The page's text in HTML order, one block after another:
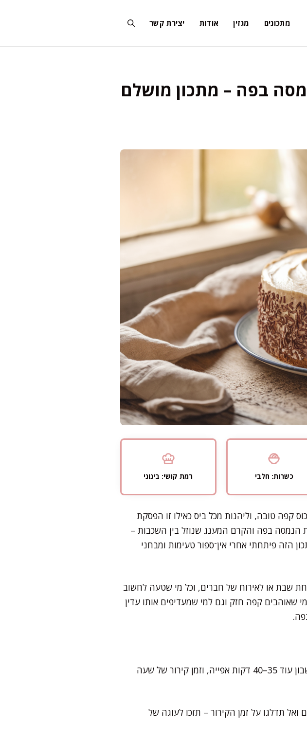
מתכונים מגזין אודות יצירת קשר
בפה – מתכון מושלם
כשרות: חלבי רמת קושי: בינוני
קפה טובה, וליהנות מכל ביס כאילו זו הפסקת
בפה והקרם המענג שנוזל בין השכבות –
הזה פיתחתי אחרי אין־ספור טעימות ומבחני
שבת או לאירוח של חברים, וכל מי שטעה לחשוב
קפה חזק וגם למי שמעדיפים אותו עדין
את רוב העבודה תסיימו תוך 30 דקות של הכנה. כדאי לקחת בחשבון עוד 35–40 דקות אפייה, וזמן קירור של שעה
תדלגו על זמן הקירור – תזכו לעוגה של